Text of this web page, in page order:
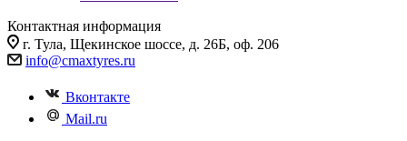
Контактная информация
г. Тула, Щекинское шоссе, д. 26Б, оф. 206
info@cmaxtyres.ru
Вконтакте
Mail.ru